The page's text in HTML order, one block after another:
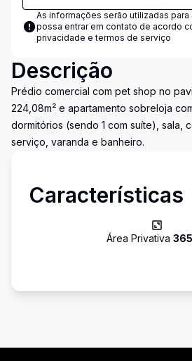
As informações serão utilizadas
possa entrar em contato de acordo
privacidade e termos de serviço
Descrição
Prédio comercial com pet shop no
224,08m² e apartamento sobreloja
dormitórios (sendo 1 com suíte), sala,
serviço, varanda e banheiro.
Características
Área Privativa 365